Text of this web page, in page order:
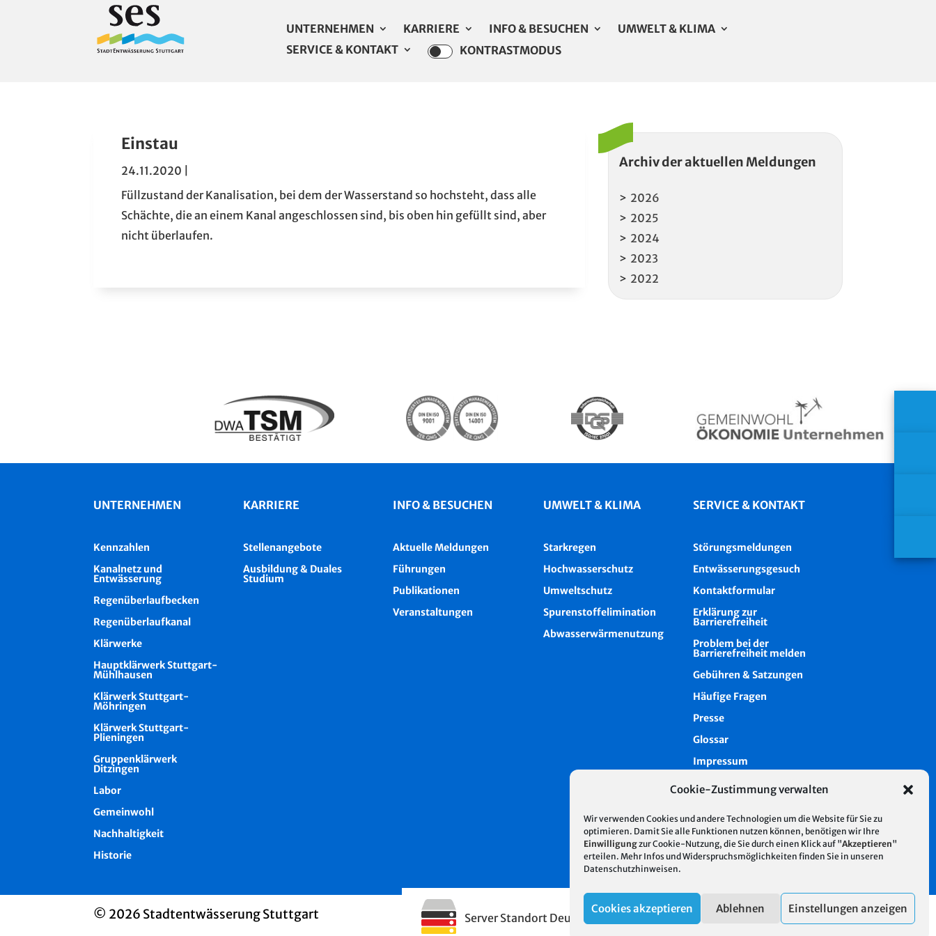
Cookie-Zustimmung verwalten
Wir verwenden Cookies und andere Technologien um die Website für Sie zu
optimieren. Damit Sie alle Funktionen nutzen können, benötigen wir Ihre
Einwilligungzur Cookie-Nutzung, die Sie durch einen Klick auf "Akzeptieren"
erteilen. Mehr Infos und Widerspruchsmöglichkeiten finden Sie in unseren
Datenschutzhinweisen.
Cookies akzeptieren Ablehnen Einstellungen anzeigen
UNTERNEHMEN KARRIERE INFO & BESUCHEN
UMWELT & KLIMA
SERVICE & KONTAKT
KONTRASTMODUS
Einstau
24.11.2020
Füllzustand der Kanalisation, bei dem der Wasserstand so hochsteht, dass alle
Schächte, die an einem Kanal angeschlossen sind, bis oben hin gefüllt sind, aber
nicht überlaufen.
Archiv der aktuellen Meldungen
2026
2025
2024
2023
2022
UNTERNEHMEN
Kennzahlen
Kanalnetz und
Entwässerung
Regenüberlaufbecken
Regenüberlaufkanal
Klärwerke
Hauptklärwerk Stuttgart-
Mühlhausen
Klärwerk Stuttgart-
Möhringen
Klärwerk Stuttgart-
Plieningen
Gruppenklärwerk
Ditzingen
Labor
Gemeinwohl
Nachhaltigkeit
Historie
KARRIERE
Stellenangebote
Ausbildung & Duales
Studium
INFO & BESUCHEN
Aktuelle Meldungen
Führungen
Publikationen
Veranstaltungen
UMWELT & KLIMA
Starkregen
Hochwasserschutz
Umweltschutz
Spurenstoffelimination
Abwasserwärmenutzung
SERVICE & KONTAKT
Störungsmeldungen
Entwässerungsgesuch
Kontaktformular
Erklärung zur
Barrierefreiheit
Problem bei der
Barrierefreiheit melden
Gebühren & Satzungen
Häufige Fragen
Presse
Glossar
Impressum
Datenschutz
Intern
© 2026 Stadtentwässerung Stuttgart Server Standort Deutschland | Hosting mit 100% regenerativer Energie